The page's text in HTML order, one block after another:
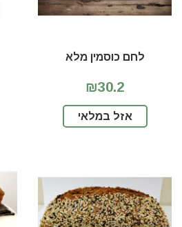
לחם כוסמין מלא
₪30.2
אזל במלאי